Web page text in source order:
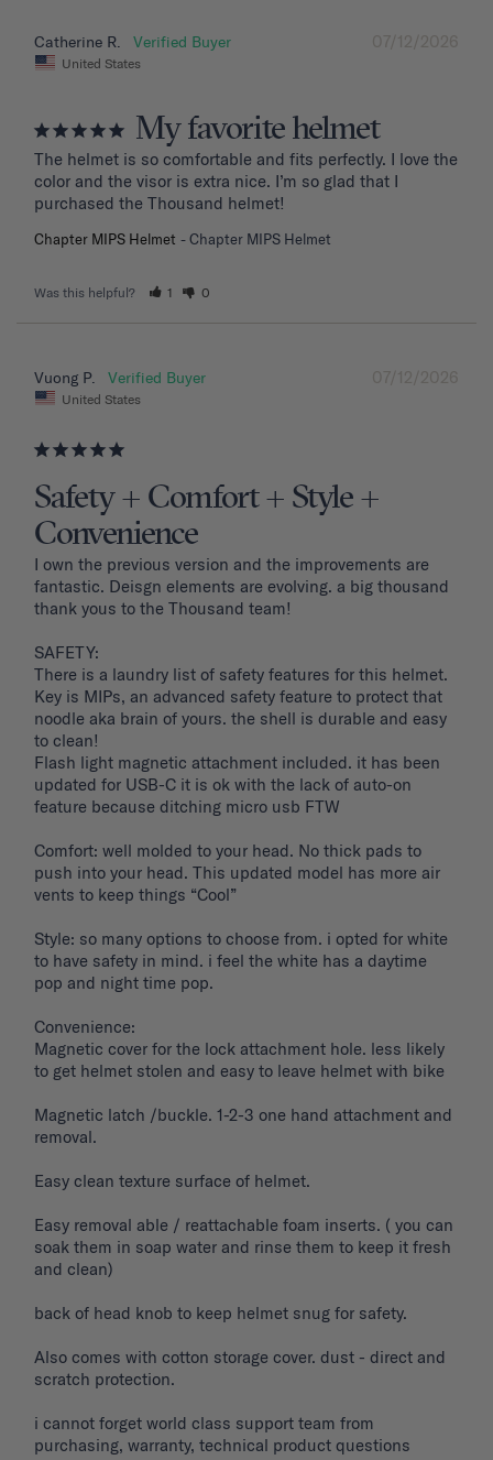
07/12/2026
Catherine R.
United States
My favorite helmet
The helmet is so comfortable and fits perfectly. I love the
color and the visor is extra nice. I’m so glad that I
purchased the Thousand helmet!
Chapter MIPS Helmet Chapter MIPS Helmet
Was this helpful? 1 0
07/12/2026
Vuong P.
United States
Safety + Comfort + Style +
Convenience
I own the previous version and the improvements are
fantastic. Deisgn elements are evolving. a big thousand
thank yous to the Thousand team!
SAFETY:
There is a laundry list of safety features for this helmet.
Key is MIPs, an advanced safety feature to protect that
noodle aka brain of yours. the shell is durable and easy
to clean!
Flash light magnetic attachment included. it has been
updated for USB-C it is ok with the lack of auto-on
feature because ditching micro usb FTW
Comfort: well molded to your head. No thick pads to
push into your head. This updated model has more air
vents to keep things “Cool”
Style: so many options to choose from. i opted for white
to have safety in mind. i feel the white has a daytime
pop and night time pop.
Convenience:
Magnetic cover for the lock attachment hole. less likely
to get helmet stolen and easy to leave helmet with bike
Magnetic latch /buckle. 1-2-3 one hand attachment and
removal.
Easy clean texture surface of helmet.
Easy removal able / reattachable foam inserts. ( you can
soak them in soap water and rinse them to keep it fresh
and clean)
back of head knob to keep helmet snug for safety.
Also comes with cotton storage cover. dust - direct and
scratch protection.
i cannot forget world class support team from
purchasing, warranty, technical product questions